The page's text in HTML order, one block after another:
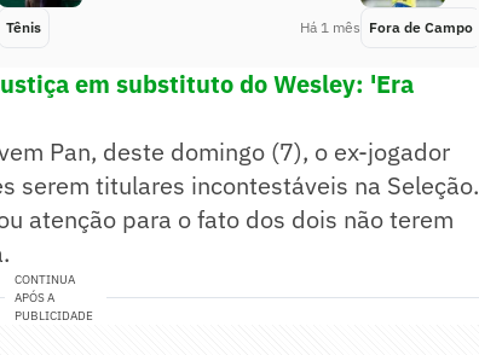
Tênis Há 1 mês Fora de Campo
em substituto do Wesley: 'Era
Pan, deste domingo (7), o ex-jogador
serem titulares incontestáveis na Seleção.
atenção para o fato dos dois não terem
CONTINUA
APÓS A
PUBLICIDADE